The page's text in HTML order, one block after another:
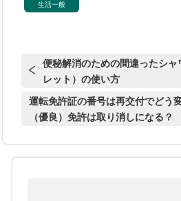
生活一般
便秘解消のための間違ったシャ
レット）の使い方
運転免許証の番号は再交付でどう
（優良）免許は取り消しになる？